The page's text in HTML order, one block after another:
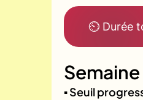
⏲ Durée
Semaine
▪️ Seuil